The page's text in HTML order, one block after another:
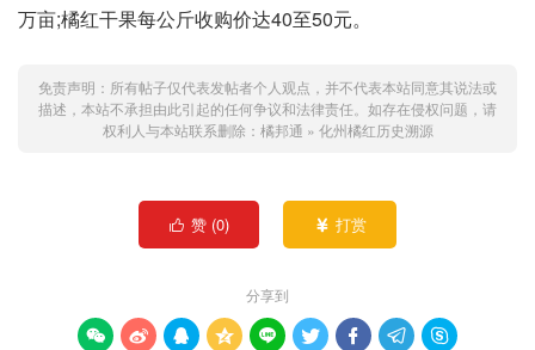
万亩;橘红干果每公斤收购价达40至50元。
免责声明：所有帖子仅代表发帖者个人观点，并不代表本站同意其说法或
描述，本站不承担由此引起的任何争议和法律责任。如存在侵权问题，请
权利人与本站联系删除： 橘邦通 » 化州橘红历史溯源
 赞 (0)  打赏
分享到
        